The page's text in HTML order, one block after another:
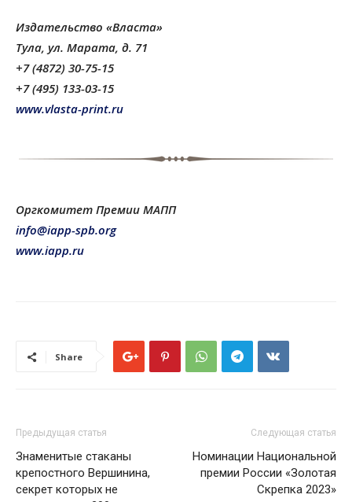
Издательство «Власта»
Тула, ул. Марата, д. 71
+7 (4872) 30-75-15
+7 (495) 133-03-15
www.vlasta-print.ru
Оргкомитет Премии МАПП
info@iapp-spb.org
www.iapp.ru
Share
Предыдущая статья
Знаменитые стаканы
крепостного Вершинина,
секрет которых не
Следующая статья
Номинации Национальной
премии России «Золотая
Скрепка 2023»